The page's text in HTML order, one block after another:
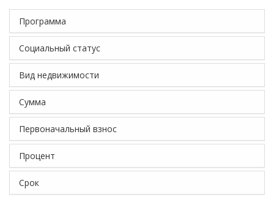
Программа
Социальный статус
Вид недвижимости
Сумма
Первоначальный взнос
Процент
Срок